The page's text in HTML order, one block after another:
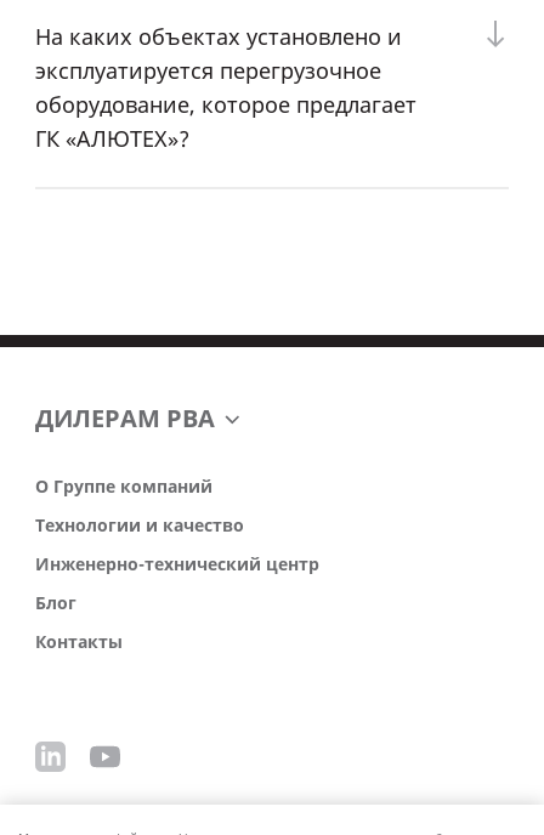
На каких объектах установлено и
эксплуатируется перегрузочное
оборудование, которое предлагает
ГК «АЛЮТЕХ»?
ДИЛЕРАМ РВА
О Группе компаний
Технологии и качество
Инженерно-технический центр
Блог
Контакты